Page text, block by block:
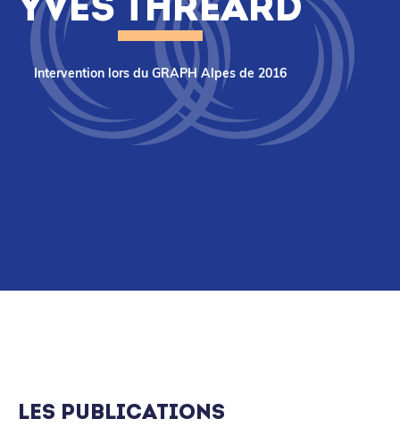
YVES THREARD
Intervention lors du GRAPH Alpes de 2016
LES PUBLICATIONS